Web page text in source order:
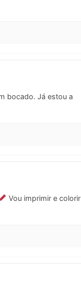
bocado. Já estou a
Vou imprimir e colorir